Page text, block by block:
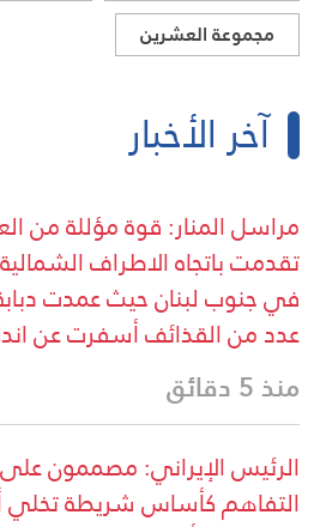
مجموعة العشرين
آخر الأخبار
مراسل المنار: قوة مؤللة من
تقدمت باتجاه الاطراف الشمالية
في جنوب لبنان حيث عمدت
عدد من القذائف أسفرت عن
منذ 5 دقائق
الرئيس الإيراني: مصممون
التفاهم كأساس شريطة تخلي